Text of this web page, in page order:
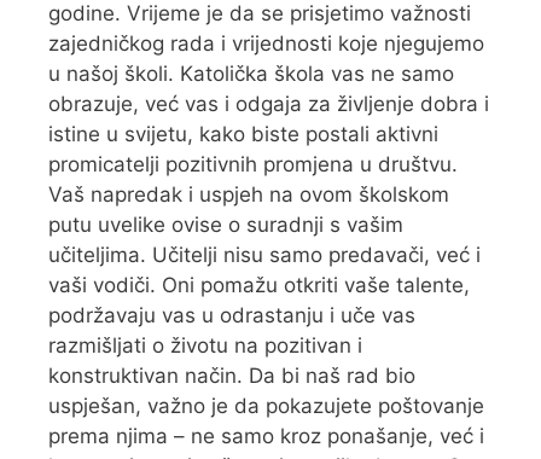
godine. Vrijeme je da se prisjetimo važnosti
zajedničkog rada i vrijednosti koje njegujemo
u našoj školi. Katolička škola vas ne samo
obrazuje, već vas i odgaja za življenje dobra i
istine u svijetu, kako biste postali aktivni
promicatelji pozitivnih promjena u društvu.
Vaš napredak i uspjeh na ovom školskom
putu uvelike ovise o suradnji s vašim
učiteljima. Učitelji nisu samo predavači, već i
vaši vodiči. Oni pomažu otkriti vaše talente,
podržavaju vas u odrastanju i uče vas
razmišljati o životu na pozitivan i
konstruktivan način. Da bi naš rad bio
uspješan, važno je da pokazujete poštovanje
prema njima – ne samo kroz ponašanje, već i